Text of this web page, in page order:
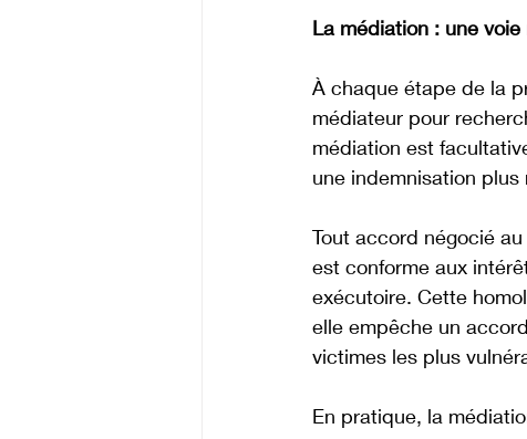
La médiation : une
À chaque étape de la
médiateur pour
médiation est
une indemnisation
Tout accord négocié
est conforme aux
exécutoire. Cette
elle empêche un
victimes les plus
En pratique, la